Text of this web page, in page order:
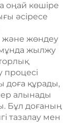
оңай көшіре
әсіресе
және жөндеу
жылжу
доға құрады,
алынады
Бұл доғаның
тазалау мен